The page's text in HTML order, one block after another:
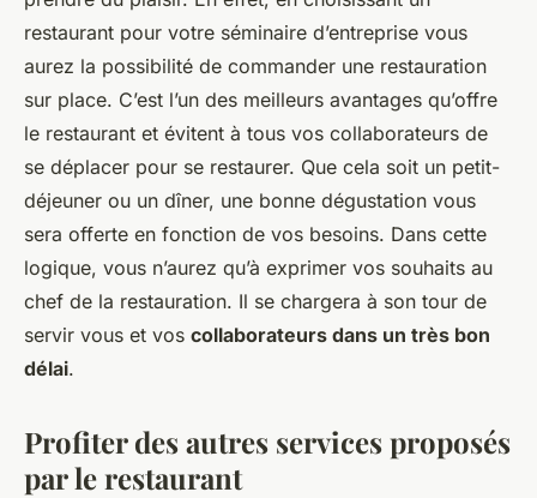
restaurant pour votre séminaire d’entreprise vous
aurez la possibilité de commander une restauration
sur place. C’est l’un des meilleurs avantages qu’offre
le restaurant et évitent à tous vos collaborateurs de
se déplacer pour se restaurer. Que cela soit un petit-
déjeuner ou un dîner, une bonne dégustation vous
sera offerte en fonction de vos besoins. Dans cette
logique, vous n’aurez qu’à exprimer vos souhaits au
chef de la restauration. Il se chargera à son tour de
servir vous et vos collaborateurs dans un très bon
délai.
Profiter des autres services proposés
par le restaurant